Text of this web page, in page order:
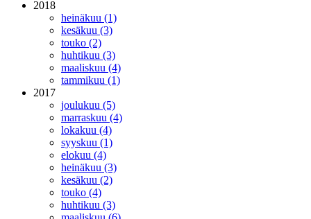
2018
heinäkuu (1)
kesäkuu (3)
touko (2)
huhtikuu (3)
maaliskuu (4)
tammikuu (1)
2017
joulukuu (5)
marraskuu (4)
lokakuu (4)
syyskuu (1)
elokuu (4)
heinäkuu (3)
kesäkuu (2)
touko (4)
huhtikuu (3)